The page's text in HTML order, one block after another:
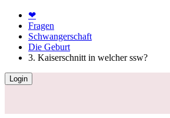
❤
Fragen
Schwangerschaft
Die Geburt
3. Kaiserschnitt in welcher ssw?
Login